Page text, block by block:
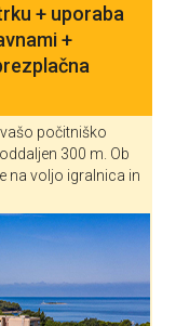
+ uporaba
+
počitniško
300 m. Ob
na voljo igralnica in